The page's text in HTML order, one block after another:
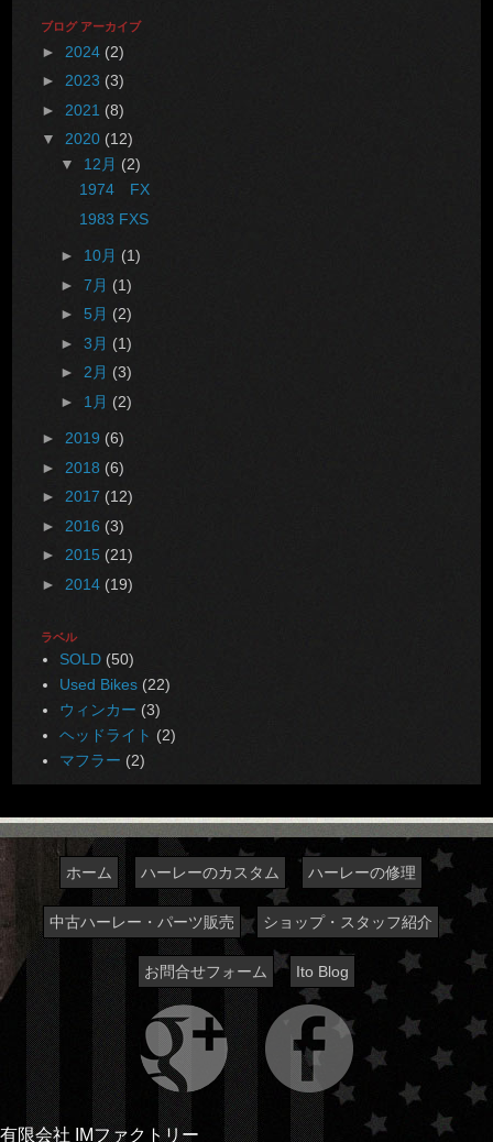
ブログ アーカイブ
► 2024 (2)
► 2023 (3)
► 2021 (8)
▼ 2020 (12)
▼ 12月 (2)
1974 FX
1983 FXS
► 10月 (1)
► 7月 (1)
► 5月 (2)
► 3月 (1)
► 2月 (3)
► 1月 (2)
► 2019 (6)
► 2018 (6)
► 2017 (12)
► 2016 (3)
► 2015 (21)
► 2014 (19)
ラベル
SOLD (50)
Used Bikes (22)
ウィンカー (3)
ヘッドライト (2)
マフラー (2)
ホーム ハーレーのカスタム ハーレーの修理
中古ハーレー・パーツ販売 ショップ・スタッフ紹介
お問合せフォーム Ito Blog
有限会社 IMファクトリー